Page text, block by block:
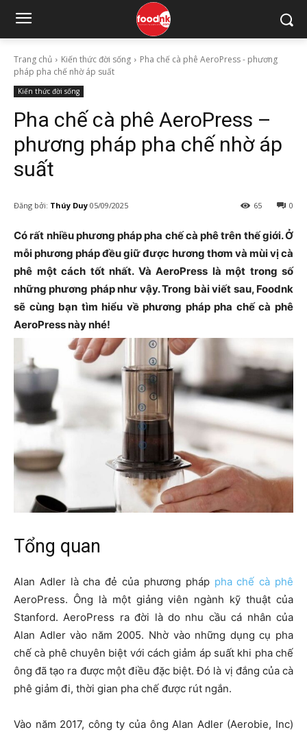
Trang chủ Kiến thức đời sống
Pha chế cà phê AeroPress - phương
pháp pha chế nhờ áp suất
Kiến thức đời sống
Pha chế cà phê AeroPress –
phương pháp pha chế nhờ áp
suất
Đăng bởi: Thúy Duy 05/09/2025 0
65
Có rất nhiều phương pháp pha chế cà phê trên thế giới. Ở
mỗi phương pháp đều giữ được hương thơm và mùi vị cà
phê một cách tốt nhất. Và AeroPress là một trong số
những phương pháp như vậy. Trong bài viết sau, Foodnk
sẽ cùng bạn tìm hiểu về phương pháp pha chế cà phê
AeroPress này nhé!
Tổng quan
Alan Adler là cha đẻ của phương pháp pha chế cà phê
AeroPress. Ông là một giảng viên ngành kỹ thuật của
Stanford. AeroPress ra đời là do nhu cầu cá nhân của
Alan Adler vào năm 2005. Nhờ vào những dụng cụ pha
chế cà phê chuyên biệt với cách giảm áp suất khi pha chế
ông đã tạo ra được một điều đặc biệt. Đó là vị đắng của cà
phê giảm đi, thời gian pha chế được rút ngắn.
Vào năm 2017, công ty của ông Alan Adler (Aerobie, Inc)